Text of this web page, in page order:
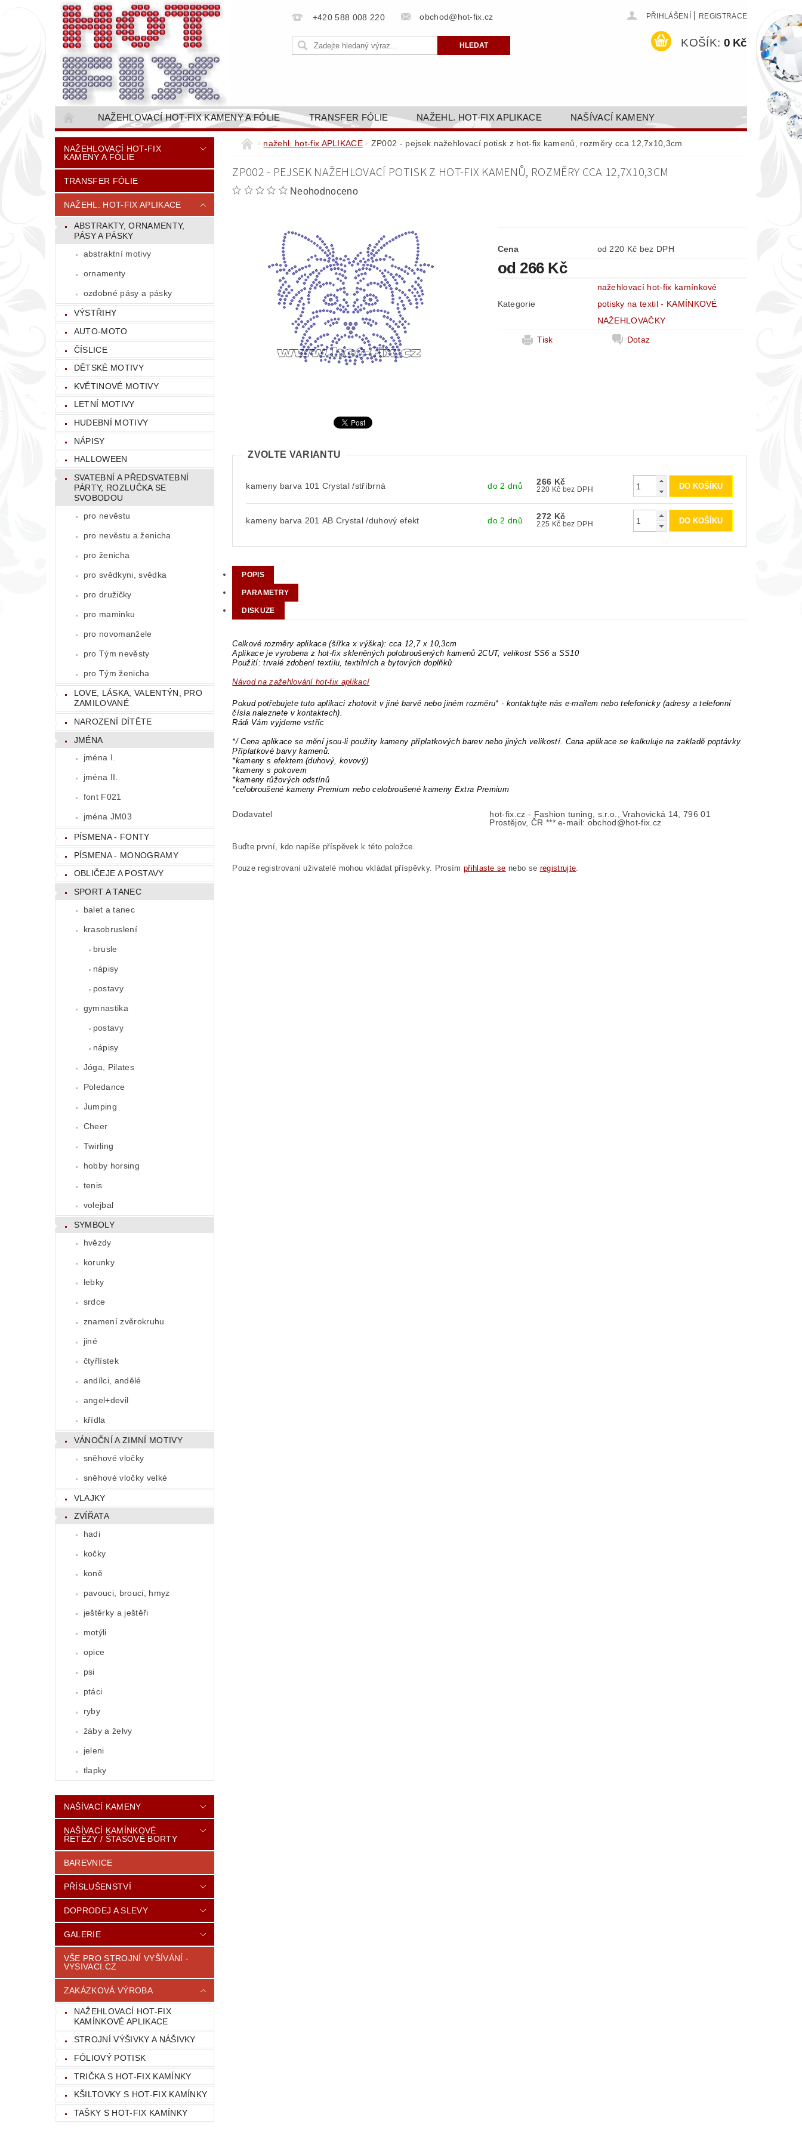
+420 588 008 220 obchod@hot-fix.cz PŘIHLÁŠENÍ REGISTRACE
KOŠÍK: 0 Kč
NAŽEHLOVACÍ HOT-FIX KAMENY A FÓLIE TRANSFER FÓLIE NAŽEHL. HOT-FIX APLIKACE NAŠÍVACÍ KAMENY
NAŠÍVACÍ KAMÍNKOVÉ ŘETĚZY / ŠTASOVÉ BORTY BAREVNICE PŘÍSLUŠENSTVÍ DOPRODEJ A SLEVY GALERIE
VŠE PRO STROJNÍ VYŠÍVÁNÍ - VYSIVACI.CZ
BAREVNICE KAMENŮ
CENÍK DOPRAVY (NÁKLADŮ EXPEDICE) PLATNÝ OD 14. 1.2025
NAŽEHLOVACÍ HOT-FIX
KAMENY A FÓLIE
TRANSFER FÓLIE
NAŽEHL. HOT-FIX APLIKACE
ABSTRAKTY, ORNAMENTY,
PÁSY A PÁSKY
abstraktní motivy
ornamenty
ozdobné pásy a pásky
VÝSTŘIHY
AUTO-MOTO
ČÍSLICE
DĚTSKÉ MOTIVY
KVĚTINOVÉ MOTIVY
LETNÍ MOTIVY
HUDEBNÍ MOTIVY
NÁPISY
HALLOWEEN
SVATEBNÍ A PŘEDSVATEBNÍ
PÁRTY, ROZLUČKA SE
SVOBODOU
pro nevěstu
pro nevěstu a ženicha
pro ženicha
pro svědkyni, svědka
pro družičky
pro maminku
pro novomanžele
pro Tým nevěsty
pro Tým ženicha
LOVE, LÁSKA, VALENTÝN, PRO
ZAMILOVANÉ
NAROZENÍ DÍTĚTE
JMÉNA
jména I.
jména II.
font F021
jména JM03
PÍSMENA - FONTY
PÍSMENA - MONOGRAMY
OBLIČEJE A POSTAVY
SPORT A TANEC
balet a tanec
krasobruslení
brusle
nápisy
postavy
gymnastika
postavy
nápisy
Jóga, Pilates
Poledance
Jumping
Cheer
Twirling
hobby horsing
tenis
volejbal
SYMBOLY
hvězdy
korunky
lebky
srdce
znamení zvěrokruhu
jiné
čtyřlístek
andílci, andělé
angel+devil
křídla
VÁNOČNÍ A ZIMNÍ MOTIVY
sněhové vločky
sněhové vločky velké
VLAJKY
ZVÍŘATA
hadi
kočky
koně
pavouci, brouci, hmyz
ještěrky a ještěři
motýli
opice
psi
ptáci
ryby
žáby a želvy
jeleni
tlapky
NAŠÍVACÍ KAMENY
NAŠÍVACÍ KAMÍNKOVÉ
ŘETĚZY / ŠTASOVÉ BORTY
BAREVNICE
PŘÍSLUŠENSTVÍ
DOPRODEJ A SLEVY
GALERIE
VŠE PRO STROJNÍ VYŠÍVÁNÍ -
VYSIVACI.CZ
ZAKÁZKOVÁ VÝROBA
NAŽEHLOVACÍ HOT-FIX
KAMÍNKOVÉ APLIKACE
STROJNÍ VÝŠIVKY A NÁŠIVKY
FÓLIOVÝ POTISK
TRIČKA S HOT-FIX KAMÍNKY
KŠILTOVKY S HOT-FIX KAMÍNKY
TAŠKY S HOT-FIX KAMÍNKY
nažehl. hot-fix APLIKACE ZP002 - pejsek nažehlovací potisk z hot-fix kamenů, rozměry cca 12,7x10,3cm
ZP002 - PEJSEK NAŽEHLOVACÍ POTISK Z HOT-FIX KAMENŮ, ROZMĚRY CCA 12,7X10,3CM
Neohodnoceno
Cena od 220 Kč bez DPH
od 266 Kč
Kategorie
nažehlovací hot-fix kamínkové
potisky na textil - KAMÍNKOVÉ
NAŽEHLOVAČKY
Tisk
Dotaz
ZVOLTE VARIANTU
kameny barva 101 Crystal /stříbrná do 2 dnů 266 Kč
220 Kč bez DPH
kameny barva 201 AB Crystal /duhový efekt do 2 dnů 272 Kč
225 Kč bez DPH
POPIS
PARAMETRY
DISKUZE
Celkové rozměry aplikace (šířka x výška): cca 12,7 x 10,3cm
Aplikace je vyrobena z hot-fix skleněných polobroušených kamenů 2CUT, velikost SS6 a SS10
Použití: trvalé zdobení textilu, textilních a bytových doplňků
Návod na zažehlování hot-fix aplikací
Pokud potřebujete tuto aplikaci zhotovit v jiné barvě nebo jiném rozměru* - kontaktujte nás e-mailem nebo telefonicky (adresy a telefonní
čísla naleznete v kontaktech).
Rádi Vám vyjdeme vstříc
*/ Cena aplikace se mění jsou-li použity kameny příplatkových barev nebo jiných velikostí. Cena aplikace se kalkuluje na zakladě poptávky.
Příplatkové barvy kamenů:
*kameny s efektem (duhový, kovový)
*kameny s pokovem
*kameny růžových odstínů
*celobroušené kameny Premium nebo celobroušené kameny Extra Premium
Dodavatel
hot-fix.cz - Fashion tuning, s.r.o., Vrahovická 14, 796 01
Prostějov, ČR *** e-mail: obchod@hot-fix.cz
Buďte první, kdo napíše příspěvek k této položce.
Pouze registrovaní uživatelé mohou vkládat příspěvky. Prosím přihlaste se nebo se registrujte.